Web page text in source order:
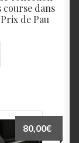
dans
de Pau
Les
options
80,00€